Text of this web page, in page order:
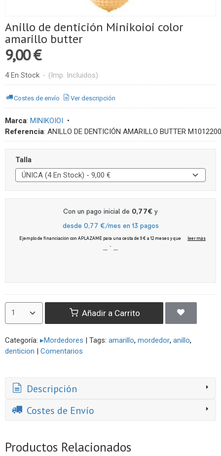
Anillo de dentición Minikoioi color
amarillo butter
9,00 €
4 En Stock - (Imp. Incluidos)
Costes de envío Ver descripción
Marca: MINIKOIOI •
Referencia: ANILLO DE DENTICIÓN AMARILLO
Talla
Añadir a Carrito
Categoría: ▸Mordedores | Tags: amarillo mordedor anillo
denticion | Comentarios
Descripción
Costes de Envío
Productos Relacionados